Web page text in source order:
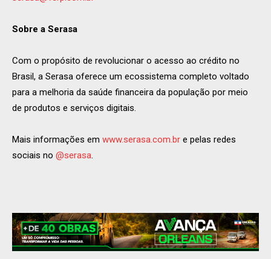
Sobre a Serasa
Com o propósito de revolucionar o acesso ao crédito no
Brasil, a Serasa oferece um ecossistema completo voltado
para a melhoria da saúde financeira da população por meio
de produtos e serviços digitais.
Mais informações em www.serasa.com.br e pelas redes
sociais no @serasa.